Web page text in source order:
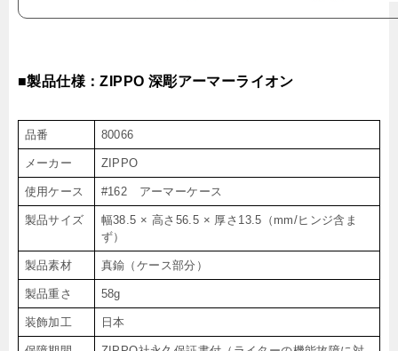
■製品仕様：ZIPPO 深彫アーマーライオン
品番 80066
メーカー ZIPPO
使用ケース #162 アーマーケース
製品サイズ
幅38.5 × 高さ56.5 × 厚さ13.5（mm/ヒンジ含ま
ず）
製品素材 真鍮（ケース部分）
製品重さ 58g
装飾加工 日本